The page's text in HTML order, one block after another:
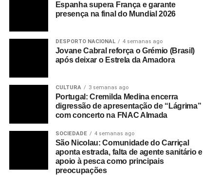
Espanha supera França e garante
presença na final do Mundial 2026
DESPORTO NACIONAL 4 semanas ago
Jovane Cabral reforça o Grémio (Brasil)
após deixar o Estrela da Amadora
CULTURA 3 semanas ago
Portugal: Cremilda Medina encerra
digressão de apresentação de “Lágrima”
com concerto na FNAC Almada
SOCIEDADE 4 semanas ago
São Nicolau: Comunidade do Carriçal
aponta estrada, falta de agente sanitário e
apoio à pesca como principais
preocupações